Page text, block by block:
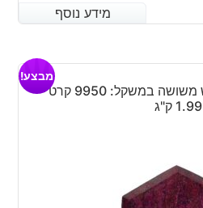
מידע נוסף
מידע נוסף
לאספנים: רובי מלוטש משושה במשקל: 9950 קרט –
1.99 ק"ג
מבצע!